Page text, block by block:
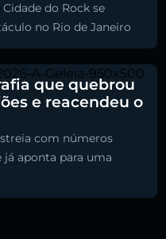
do Rock se
no Rio de Janeiro
que quebrou
e reacendeu o
com números
aponta para uma